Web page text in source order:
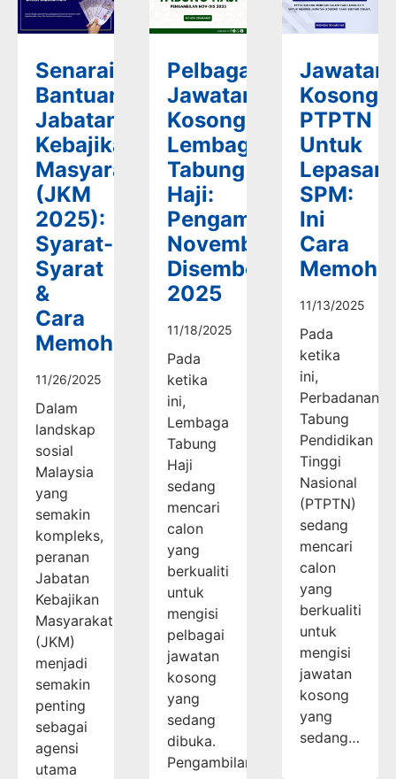
Senarai
Bantuan
Jabatan
Kebajikan
Masyarakat
(JKM
2025):
Syarat-
Syarat
&
Cara
Memohon
11/26/2025
Dalam
landskap
sosial
Malaysia
yang
semakin
kompleks,
peranan
Jabatan
Kebajikan
Masyarakat
(JKM)
menjadi
semakin
penting
sebagai
agensi
utama
Pelbagai
Jawatan
Kosong
Lembaga
Tabung
Haji:
Pengambilan
November-
Disember
2025
11/18/2025
Pada
ketika
ini,
Lembaga
Tabung
Haji
sedang
mencari
calon
yang
berkualiti
untuk
mengisi
pelbagai
jawatan
kosong
yang
sedang
dibuka.
Pengambilan…
Jawatan
Kosong
PTPTN
Untuk
Lepasan
SPM:
Ini
Cara
11/13/2025
Pada
ketika
ini,
Perbadanan
Tabung
Pendidikan
Tinggi
Nasional
(PTPTN)
sedang
mencari
calon
yang
berkualiti
untuk
mengisi
jawatan
kosong
yang
sedang…